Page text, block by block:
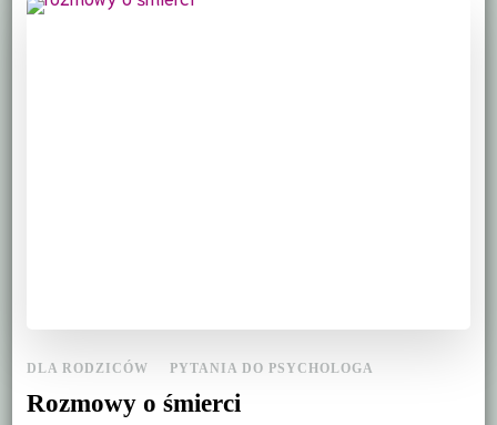
DLA RODZICÓW PYTANIA DO PSYCHOLOGA
Rozmowy o śmierci